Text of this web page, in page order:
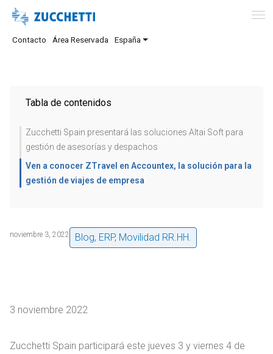
Contacto Área Reservada España
Tabla de contenidos
Zucchetti Spain presentará las soluciones Altai Soft para
gestión de asesorías y despachos
Ven a conocer ZTravel en Accountex, la solución para la
gestión de viajes de empresa
noviembre 3, 2022 Blog, ERP, Movilidad RR.HH.
3 noviembre 2022
Zucchetti Spain participará este jueves 3 y viernes 4 de